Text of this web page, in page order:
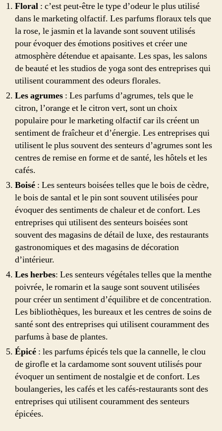
Floral : c’est peut-être le type d’odeur le plus utilisé
dans le marketing olfactif. Les parfums floraux tels que
la rose, le jasmin et la lavande sont souvent utilisés
pour évoquer des émotions positives et créer une
atmosphère détendue et apaisante. Les spas, les salons
de beauté et les studios de yoga sont des entreprises qui
utilisent couramment des odeurs florales.
Les agrumes : Les parfums d’agrumes, tels que le
citron, l’orange et le citron vert, sont un choix
populaire pour le marketing olfactif car ils créent un
sentiment de fraîcheur et d’énergie. Les entreprises qui
utilisent le plus souvent des senteurs d’agrumes sont les
centres de remise en forme et de santé, les hôtels et les
cafés.
Boisé : Les senteurs boisées telles que le bois de cèdre,
le bois de santal et le pin sont souvent utilisées pour
évoquer des sentiments de chaleur et de confort. Les
entreprises qui utilisent des senteurs boisées sont
souvent des magasins de détail de luxe, des restaurants
gastronomiques et des magasins de décoration
d’intérieur.
Les herbes: Les senteurs végétales telles que la menthe
poivrée, le romarin et la sauge sont souvent utilisées
pour créer un sentiment d’équilibre et de concentration.
Les bibliothèques, les bureaux et les centres de soins de
santé sont des entreprises qui utilisent couramment des
parfums à base de plantes.
Épicé : les parfums épicés tels que la cannelle, le clou
de girofle et la cardamome sont souvent utilisés pour
évoquer un sentiment de nostalgie et de confort. Les
boulangeries, les cafés et les cafés-restaurants sont des
entreprises qui utilisent couramment des senteurs
épicées.